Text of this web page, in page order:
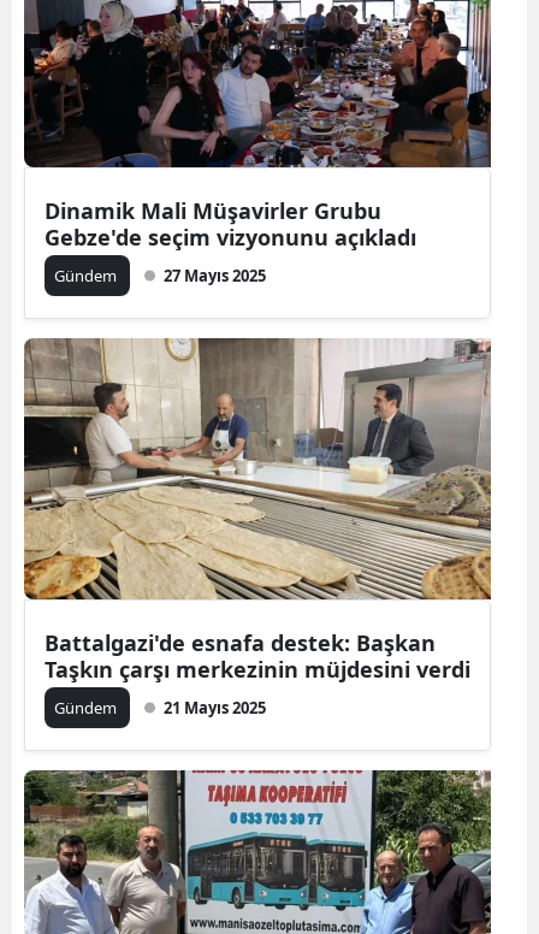
Dinamik Mali Müşavirler Grubu
Gebze'de seçim vizyonunu açıkladı
Gündem 27 Mayıs 2025
Battalgazi'de esnafa destek: Başkan
Taşkın çarşı merkezinin müjdesini verdi
Gündem 21 Mayıs 2025